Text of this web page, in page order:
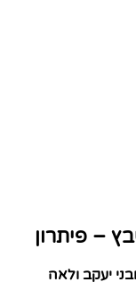
– פיתרון
יעקב ולאה